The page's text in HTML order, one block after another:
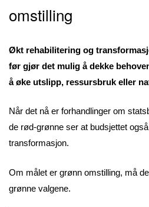
omstilling
Økt rehabilitering og
før gjør det mulig å dekke
å øke utslipp, ressursbruk eller
Når det nå er forhandlinger om
de rød-grønne ser at budsjettet
transformasjon.
Om målet er grønn omstilling, må
grønne valgene.